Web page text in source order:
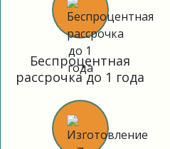
Беспроцентная
рассрочка до 1 года